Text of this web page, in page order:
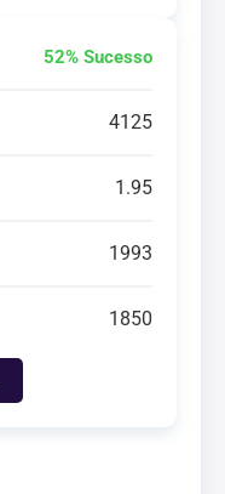
52% Sucesso
4125
1.95
1993
1850